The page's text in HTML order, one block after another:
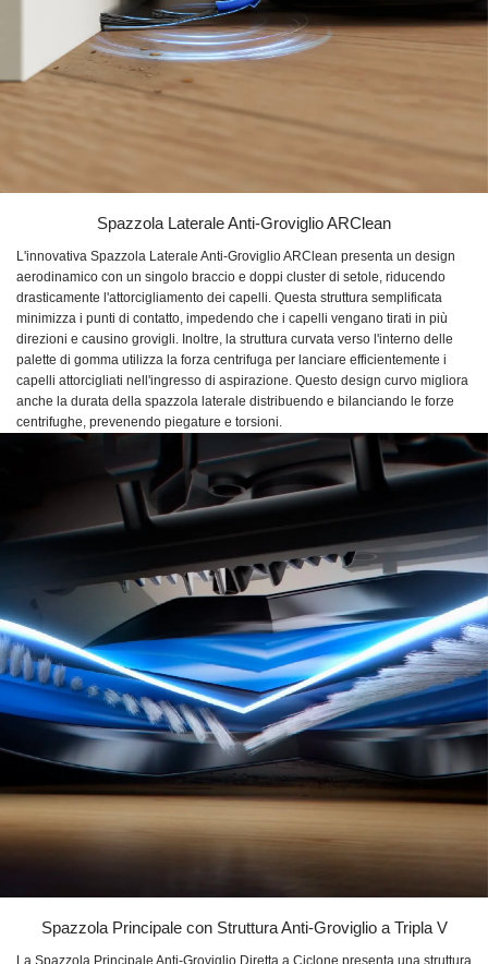
Spazzola Laterale Anti-Groviglio ARClean
L'innovativa Spazzola Laterale Anti-Groviglio ARClean presenta un design
aerodinamico con un singolo braccio e doppi cluster di setole, riducendo
drasticamente l'attorcigliamento dei capelli. Questa struttura semplificata
minimizza i punti di contatto, impedendo che i capelli vengano tirati in più
direzioni e causino grovigli. Inoltre, la struttura curvata verso l'interno delle
palette di gomma utilizza la forza centrifuga per lanciare efficientemente i
capelli attorcigliati nell'ingresso di aspirazione. Questo design curvo migliora
anche la durata della spazzola laterale distribuendo e bilanciando le forze
centrifughe, prevenendo piegature e torsioni.
Spazzola Principale con Struttura Anti-Groviglio a Tripla V